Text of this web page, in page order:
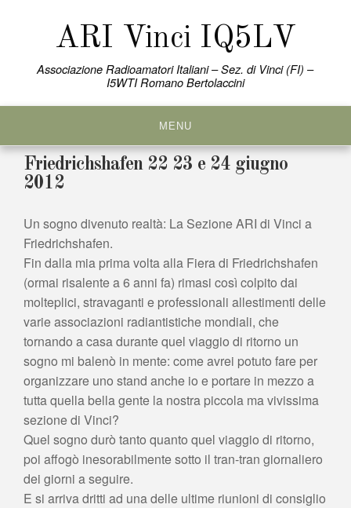
ARI Vinci IQ5LV
Associazione Radioamatori Italiani – Sez. di Vinci (FI) –
I5WTI Romano Bertolaccini
MENU
Friedrichshafen 22 23 e 24 giugno
2012
Un sogno divenuto realtà: La Sezione ARI di Vinci a
Friedrichshafen.
Fin dalla mia prima volta alla Fiera di Friedrichshafen
(ormai risalente a 6 anni fa) rimasi così colpito dai
molteplici, stravaganti e professionali allestimenti delle
varie associazioni radiantistiche mondiali, che
tornando a casa durante quel viaggio di ritorno un
sogno mi balenò in mente: come avrei potuto fare per
organizzare uno stand anche io e portare in mezzo a
tutta quella bella gente la nostra piccola ma vivissima
sezione di Vinci?
Quel sogno durò tanto quanto quel viaggio di ritorno,
poi affogò inesorabilmente sotto il tran-tran giornaliero
dei giorni a seguire.
E si arriva dritti ad una delle ultime riunioni di consiglio